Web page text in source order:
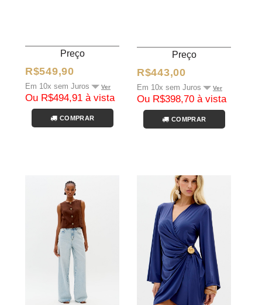
Preço
R$549,90
Em 10x sem Juros Ver
Ou R$494,91 à vista
COMPRAR
Preço
R$443,00
Em 10x sem Juros Ver
Ou R$398,70 à vista
COMPRAR